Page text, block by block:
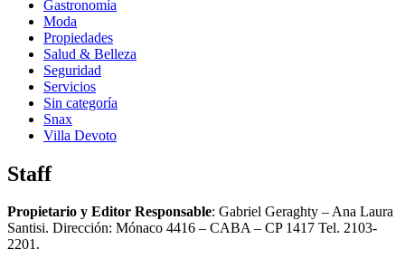
Gastronomía
Moda
Propiedades
Salud & Belleza
Seguridad
Servicios
Sin categoría
Snax
Villa Devoto
Staff
Propietario y Editor Responsable: Gabriel Geraghty – Ana Laura
Santisi. Dirección: Mónaco 4416 – CABA – CP 1417 Tel. 2103-
2201.